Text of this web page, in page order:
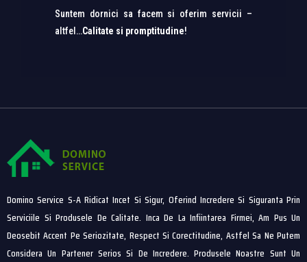
Suntem dornici sa facem si oferim servicii –
altfel…Calitate si promptitudine!
Domino Service S-A Ridicat Incet Si Sigur, Oferind Incredere Si Siguranta Prin
Serviciile Si Produsele De Calitate. Inca De La Infiintarea Firmei, Am Pus Un
Deosebit Accent Pe Seriozitate, Respect Si Corectitudine, Astfel Sa Ne Putem
Considera Un Partener Serios Si De Incredere. Produsele Noastre Sunt Un